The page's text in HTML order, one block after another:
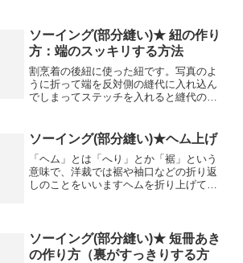
いて解説したいと思います。素材によっ
て向き不向きはありますが、...
ソーイング(部分縫い)★ 紐の作り
方：端のスッキリする方法
割烹着の後紐に使った紐です。写真のよ
うに折って端を反対側の縫代に入れ込ん
でしまってステッチを入れると縫代の裁
っていたテクニックです。いつか使いた
い！とずっと思っていて、...
ソーイング(部分縫い)★ヘム上げ
「ヘム」とは「へり」とか「裾」という
意味で、洋裁では裾や袖口などの折り返
しのことをいいますヘムを折り上げてし
法ですが、ミシンの「ブラ...
ソーイング(部分縫い)★ 短冊あき
の作り方（裏がすっきりする方